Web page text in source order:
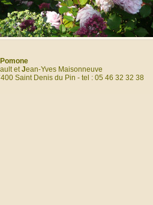
etJean-Yves Maisonneuve
Saint Denis du Pin - tel : 05 46 32 32 38